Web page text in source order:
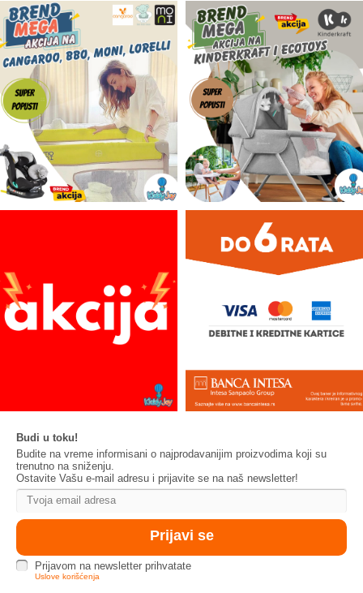
Budi u toku!
Budite na vreme informisani o najprodavanijim proizvodima koji su
trenutno na sniženju.
Ostavite Vašu e-mail adresu i prijavite se na naš newsletter!
Prijavom na newsletter prihvatate
Uslove korišćenja